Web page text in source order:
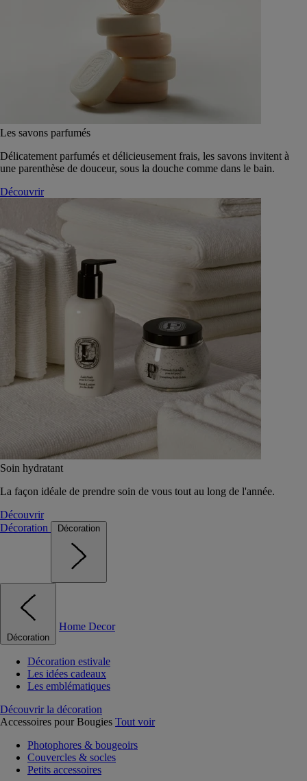
Les savons parfumés
Délicatement parfumés et délicieusement frais, les savons invitent à
une parenthèse de douceur, sous la douche comme dans le bain.
Découvrir
Soin hydratant
La façon idéale de prendre soin de vous tout au long de l'année.
Découvrir
Décoration
Décoration
Décoration
Home Decor
Décoration estivale
Les idées cadeaux
Les emblématiques
Découvrir la décoration
Accessoires pour Bougies Tout voir
Photophores & bougeoirs
Couvercles & socles
Petits accessoires